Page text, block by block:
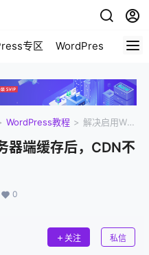
专区 WordPress美化
WordPress教程 > 解决启用WP
器端缓存后，CDN不
0
关注 私信